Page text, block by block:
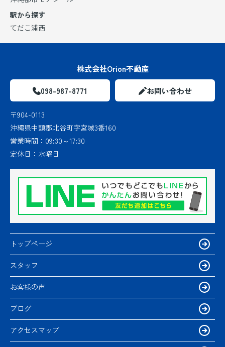
駅から探す
てだこ浦西
株式会社Orion不動産
098-987-8771 お問い合わせ
〒904-0113
沖縄県中頭郡北谷町字宮城3番160
営業時間： 09:30～17:30
定休日： 水曜日
トップページ
スタッフ
お客様の声
ブログ
アクセスマップ